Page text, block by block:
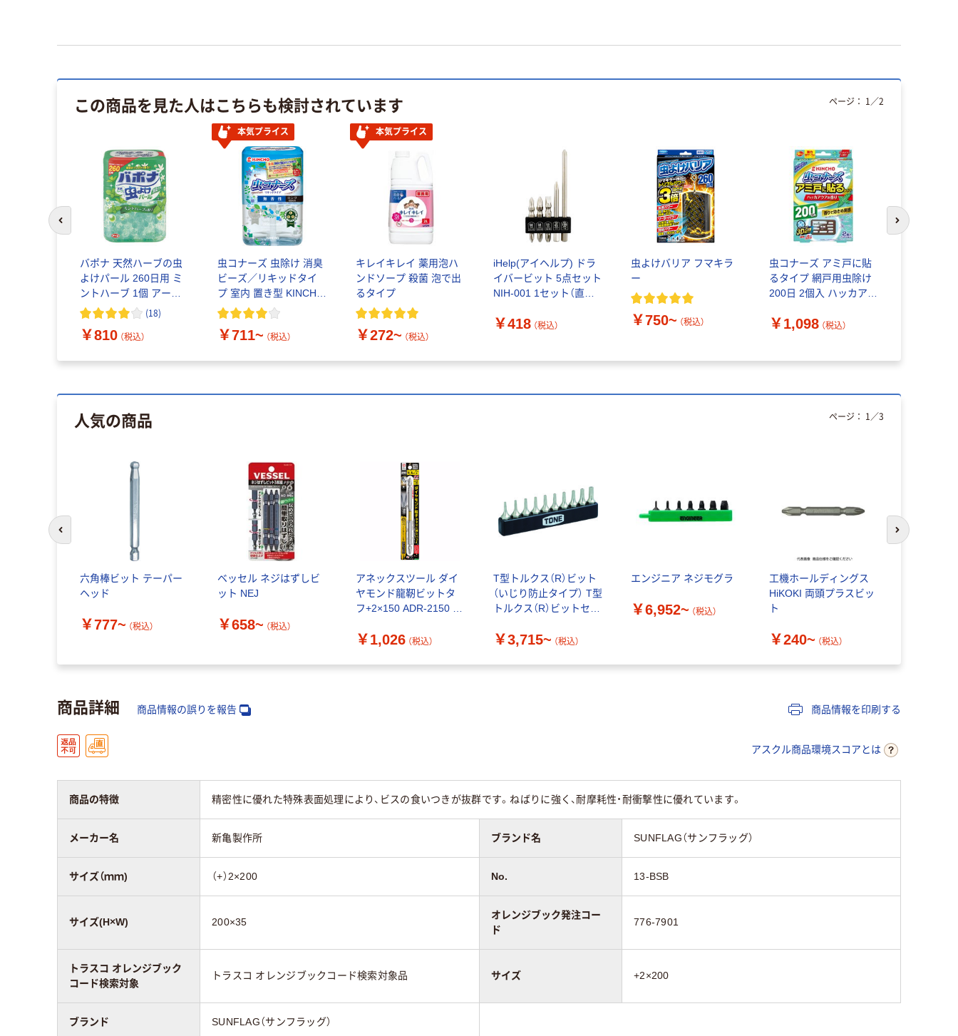
この商品を見た人はこちらも検討されています
バポナ 天然ハーブの虫
よけパール 260日用 ミ
ントハーブ 1個 アース
製薬
(18)
￥810 （税込）
本気プライス
虫コナーズ 虫除け 消臭
ビーズ／リキッドタイ
プ 室内 置き型 KINCHO
キンチョー
￥711~ （税込）
本気プライス
キレイキレイ 薬用泡ハ
ンドソープ 殺菌 泡で出
るタイプ
￥272~ （税込）
iHelp(アイヘルプ) ドラ
イバービット 5点セット
NIH-001 1セット（直送
￥418 （税込）
虫よけバリア フマキラ
ー
￥750~ （税込）
虫コナーズ アミ戸に貼
るタイプ 網戸用虫除け
200日 2個入 ハッカアク
ョー
￥1,098 （税込）
ページ： 1 ／2
前のスライドへ 次のスライド
人気の商品
六角棒ビット テーパー
ヘッド
￥777~ （税込）
ベッセル ネジはずしビ
ット NEJ
￥658~ （税込）
アネックスツール ダイ
ヤモンド龍靭ビットタ
フ+2×150 ADR-2150 1
￥1,026 （税込）
T型トルクス（R）ビット
（いじり防止タイプ） T型
トルクス（R）ビットセッ
￥3,715~ （税込）
エンジニア ネジモグラ
￥6,952~ （税込）
工機ホールディングス
HiKOKI 両頭プラスビッ
ト
￥240~ （税込）
ページ： 1 ／3
次のスライド
商品詳細 商品情報の誤りを報告 商品情報を印刷する
アスクル商品環境スコアとは
商品の特徴 精密性に優れた特殊表面処理により、ビスの食いつきが抜群です。ねばりに強く、耐摩耗性・耐衝撃性に優れています。
メーカー名 新亀製作所 ブランド名 SUNFLAG（サンフラッグ）
サイズ（ｍｍ) （+）2×200 No. 13-BSB
サイズ(H×W) 200×35
オレンジブック発注コー
ド
776-7901
トラスコ オレンジブック
コード検索対象
トラスコ オレンジブックコード検索対象品 サイズ +2×200
ブランド SUNFLAG（サンフラッグ）